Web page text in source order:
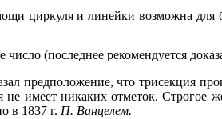
циркуля и линейки возможна для
(последнее рекомендуется
предположение, что трисекция
имеет никаких отметок. Строгое
в 1837 г. П. Ванцелем.